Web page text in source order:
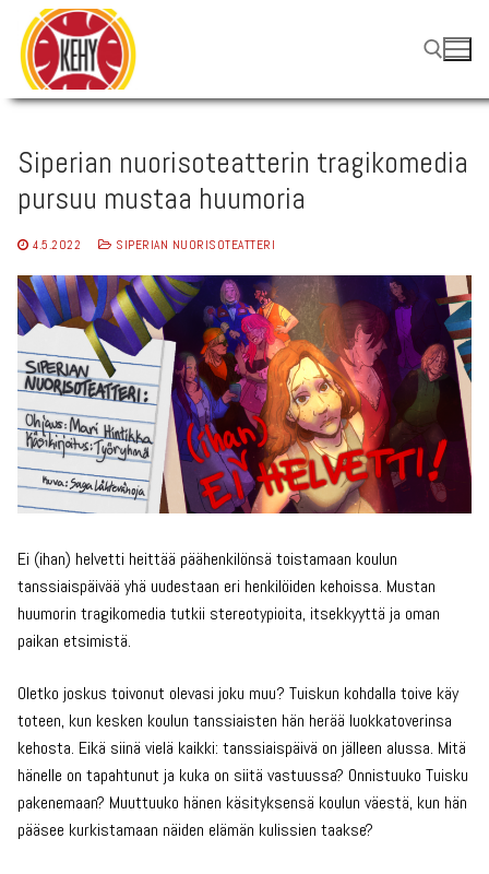
Hyppää
sisältöön
Siperian nuorisoteatterin tragikomedia
pursuu mustaa huumoria
4.5.2022 SIPERIAN NUORISOTEATTERI
Ei (ihan) helvetti heittää päähenkilönsä toistamaan koulun
tanssiaispäivää yhä uudestaan eri henkilöiden kehoissa. Mustan
huumorin tragikomedia tutkii stereotypioita, itsekkyyttä ja oman
paikan etsimistä.
Oletko joskus toivonut olevasi joku muu? Tuiskun kohdalla toive käy
toteen, kun kesken koulun tanssiaisten hän herää luokkatoverinsa
kehosta. Eikä siinä vielä kaikki: tanssiaispäivä on jälleen alussa. Mitä
hänelle on tapahtunut ja kuka on siitä vastuussa? Onnistuuko Tuisku
pakenemaan? Muuttuuko hänen käsityksensä koulun väestä, kun hän
pääsee kurkistamaan näiden elämän kulissien taakse?